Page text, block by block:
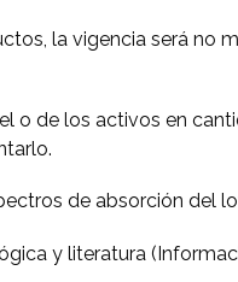
la vigencia será no
o de los activos en
de absorción del
y literatura